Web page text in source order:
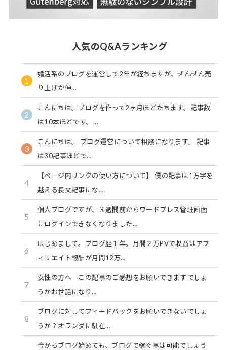
人気のQ&Aランキング
1
婚活系のブログを運営して2年が経ちますが、ぜんぜん売
り上げが伸…
2
こんにちは。ブログを作って2ヶ月ほどたちます。記事数
は10本ほどです。…
3
こんにちは。 ブログ運営について相談になります。 記事
は30記事ほどで…
4
【ページ内リンクの使い方について】 僕の記事は1万字を
越える長文記事にな…
5
個人ブログですが、３週間前からワードプレス管理画面
にログインできなくなりました…
6
はじめまして。ブログ歴１年。月間２万PVで収益はアフ
ィリエイト報酬が月間12万…
7
女性の方へ この記事のご感想をお願いできますでしょ
うかお世話になり…
8
ブログに対してフィードバックをお願いできないでしょ
うか？オランダに駐在…
今からブログ始めても、ブログで稼ぐ事は可能でしょう